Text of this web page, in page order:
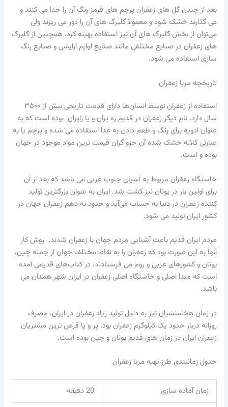
بعد از چیدن گل های زعفران پرچم های قرمز رنگ آن را جدا می کنند و
می گذارند خشک شود و معمولا گلبرگ های آن را دور می ریزند ولی
می‌توان از بخش گلبرگ های آن نیز استفاده بهینه کرد. همچنین از گلبرگ
های زعفران در صنایع مختلفی مانند صنایع لوازم آرایشی و صنایع رنگ
سازی استفاده می شود.
تاریخچه مربا زعفران
استفاده از زعفران توسط انسان‌ها دارای قدمت تاریخی بیش از ۳۵۰۰
سال دارد. نام دیگر زعفران در قدیم زه پران و یا زاپران بوده است که به
عنوان ادویه برای رنگ و طعم دادن به غذا استفاده می شده و پرچم یا به
عبارتی کلاله خشک شده آن جزو گران قیمت ترین مواد موجود در جهان
بوده و است.
خاستگاه زعفران مربوط به آسیای جنوب غربی می باشد که بعد از آن
برای اولین بار در یونان نیز کشت شد. ایران به عنوان بزرگترین تولید
کننده زعفران در دنیا به حساب می‌آید و حدود نه دهم زعفران جهان در
کشور ایران تولید می شود.
مردم ایران قدیم باعث آشنایی مردم جهان با زعفران شدند. روش کار
آنها به این صورت بود که زعفران را به نقاط مختلف جهان از جمله چین،
یونان و کشورهای عربی و روم می فرستادند. در کتاب‌های قدیمی آمده
است که مبدا اصلی و خاستگاه اصلی زعفران در ایران شهر همدان می
باشد.
در زمان هخامنشیان نیز به دلیل تولید زیاد زعفران در ایران، مصرف
روزانه دربار حدود یک کیلوگرم زعفران بود. پر و پا قرص ترین مشتریان
زعفران ایران در زمان های قدیم یونان و چین بوده است.
جدول زمانبندی طرز تهیه مربا زعفران
زمان آماده سازی
20 دقیقه